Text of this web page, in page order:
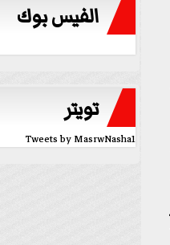
الفيس بوك
تويتر
Tweets by MasrwNasha1